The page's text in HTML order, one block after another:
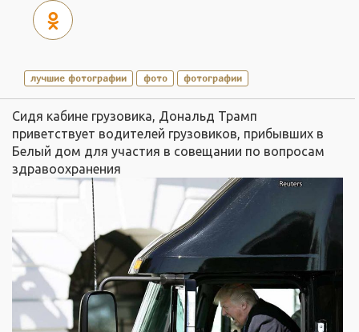
лучшие фотографии фото фотографии
Cидя кабине грузовика, Дональд Трамп
приветствует водителей грузовиков, прибывших в
Белый дом для участия в совещании по вопросам
здравоохранения